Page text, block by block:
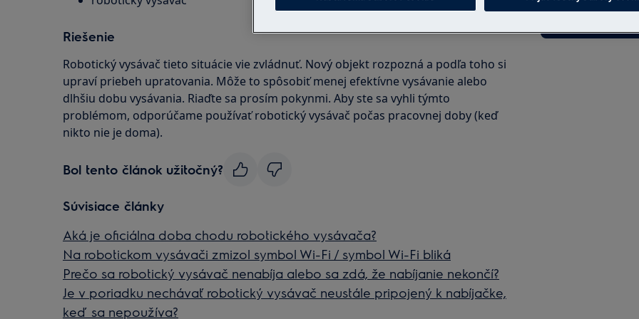
Riešenie
Robotický vysávač tieto situácie vie zvládnuť. Nový objekt rozpozná a podľa toho si
upraví priebeh upratovania. Môže to spôsobiť menej efektívne vysávanie alebo
dlhšiu dobu vysávania. Riaďte sa prosím pokynmi. Aby ste sa vyhli týmto
problémom, odporúčame používať robotický vysávač počas pracovnej doby (keď
nikto nie je doma).
Bol tento článok užitočný?
Súvisiace články
Aká je oficiálna doba chodu robotického vysávača?
Na robotickom vysávači zmizol symbol Wi-Fi / symbol Wi-Fi bliká
Prečo sa robotický vysávač nenabíja alebo sa zdá, že nabíjanie nekončí?
Je v poriadku nechávať robotický vysávač neustále pripojený k nabíjačke,
keď sa nepoužíva?